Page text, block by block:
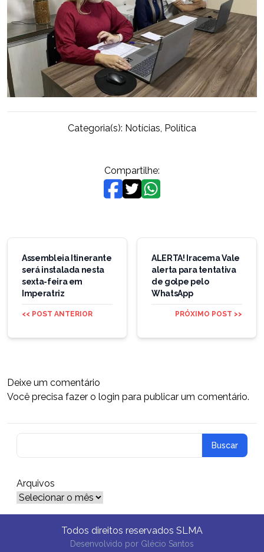
Categoria(s): Notícias, Política
Compartilhe:
Navegação
Post
Assembleia Itinerante
será instalada nesta
sexta-feira em
Imperatriz
<< POST ANTERIOR
ALERTA! Iracema Vale
alerta para tentativa
de golpe pelo
WhatsApp
PRÓXIMO POST >>
Deixe um comentário
Você precisa fazer o login para publicar um comentário.
Arquivos
Arquivos
Todos direitos reservados SLMA
Desenvolvido por Glécio Santos